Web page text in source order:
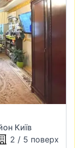
Київ
2 / 5 поверх